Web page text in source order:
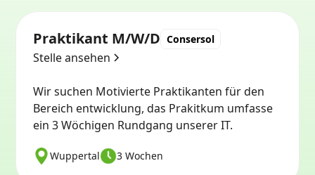
Praktikant M/W/D Consersol
Stelle ansehen
Wir suchen Motivierte Praktikanten für den
Bereich entwicklung, das Prakitkum umfasse
ein 3 Wöchigen Rundgang unserer IT.
Wuppertal 3 Wochen